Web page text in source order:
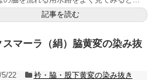
記事を読む
スマーラ（絹）脇黄変の染み抜
5/22
衿・脇・股下黄変の染み抜き